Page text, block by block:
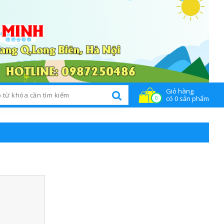
tức Liên hệ 0
Giỏ hàng
có 0 sản phẩm